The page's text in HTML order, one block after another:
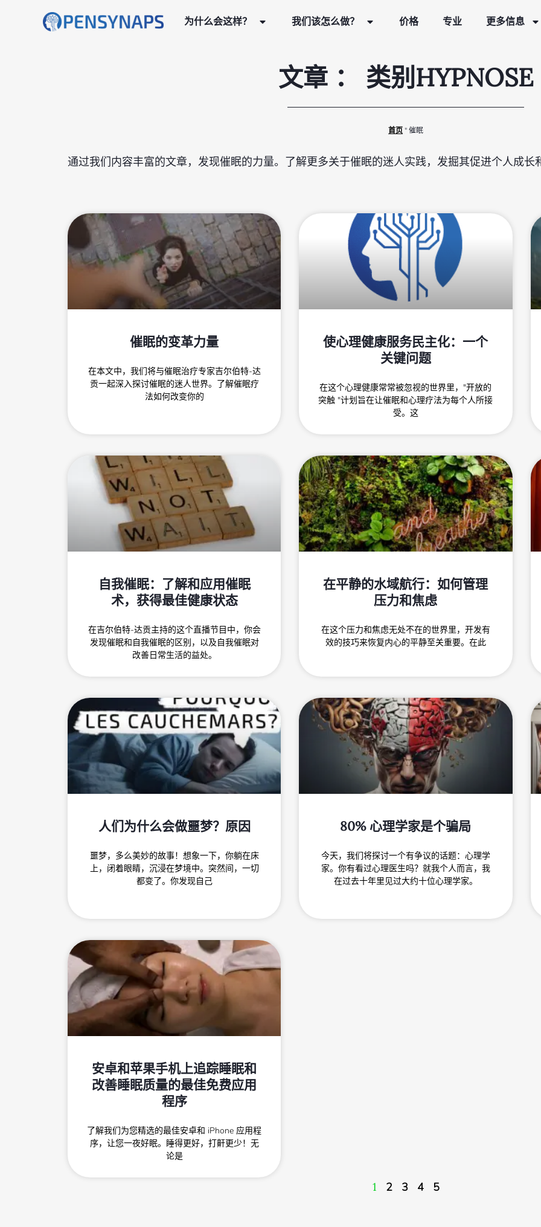
为什么会这样？ 我们该怎么做？ 价格 专业 更多信息
文章 ： 类别HYPNOSE
首页 "催眠
通过我们内容丰富的文章，发现催眠的力量。了解更多关于催眠的迷人实践，发掘其促进个人成
催眠的变革力量
在本文中，我们将与催眠治疗专家吉尔伯特-达
贡一起深入探讨催眠的迷人世界。了解催眠疗
法如何改变你的
使心理健康服务民主化：一个
关键问题
在这个心理健康常常被忽视的世界里，"开放的
突触 "计划旨在让催眠和心理疗法为每个人所接
受。这
自我催眠：了解和应用催眠
术，获得最佳健康状态
在吉尔伯特-达贡主持的这个直播节目中，你会
发现催眠和自我催眠的区别，以及自我催眠对
改善日常生活的益处。
在平静的水域航行：如何管理
压力和焦虑
在这个压力和焦虑无处不在的世界里，开发有
效的技巧来恢复内心的平静至关重要。在此
人们为什么会做噩梦？原因
噩梦，多么美妙的故事！想象一下，你躺在床
上，闭着眼睛，沉浸在梦境中。突然间，一切
都变了。你发现自己
80% 心理学家是个骗局
今天，我们将探讨一个有争议的话题：心理学
家。你有看过心理医生吗？就我个人而言，我
在过去十年里见过大约十位心理学家。
安卓和苹果手机上追踪睡眠和
改善睡眠质量的最佳免费应用
程序
了解我们为您精选的最佳安卓和 iPhone 应用程
序，让您一夜好眠。睡得更好，打鼾更少！无
论是
1 2 3 4 5